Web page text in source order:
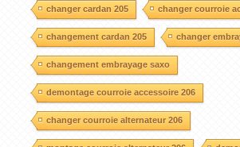
changer cardan 205 changer courroie
changement cardan 205 changer
changement embrayage saxo
demontage courroie accessoire 206
changer courroie alternateur 206